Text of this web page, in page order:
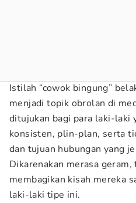
Istilah “cowok bingung”
menjadi topik obrolan di
ditujukan bagi para laki-laki
konsisten, plin-plan, serta
dan tujuan hubungan yang
Dikarenakan merasa
membagikan kisah mereka
laki-laki tipe ini.